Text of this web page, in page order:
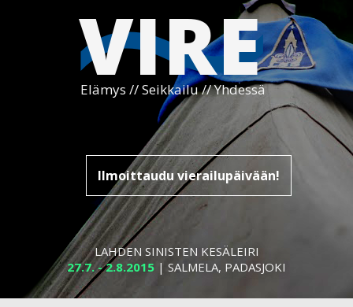
VIRE
Elämys // Seikkailu // Yhdessä
Ilmoittaudu vierailupäivään!
LAHDEN SINISTEN KESÄLEIRI
27.7. - 2.8.2015 | SALMELA, PADASJOKI